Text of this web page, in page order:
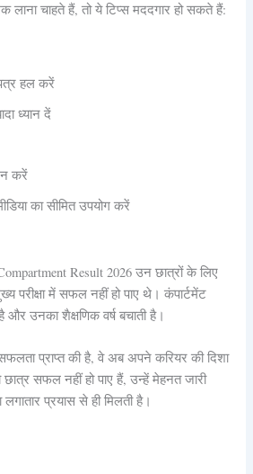
चाहते हैं, तो ये टिप्स मददगार हो सकते हैं:
हल करें
ध्यान दें
करें
का सीमित उपयोग करें
Result 2026 उन छात्रों के लिए
परीक्षा में सफल नहीं हो पाए थे। कंपार्टमेंट
है और उनका शैक्षणिक वर्ष बचाती है।
प्राप्त की है, वे अब अपने करियर की दिशा
सफल नहीं हो पाए हैं, उन्हें मेहनत जारी
प्रयास से ही मिलती है।